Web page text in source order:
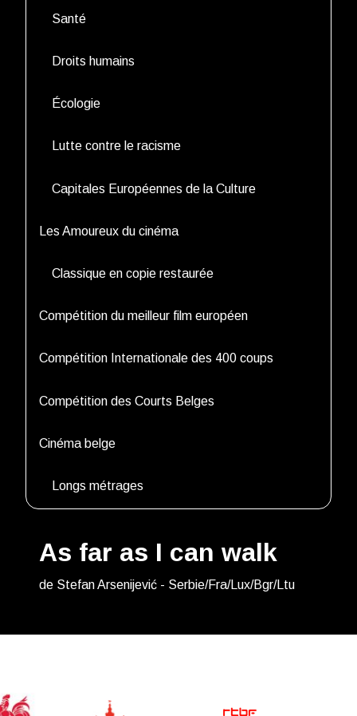
Santé
Droits humains
Écologie
Lutte contre le racisme
Capitales Européennes de la Culture
Les Amoureux du cinéma
Classique en copie restaurée
Compétition du meilleur film européen
Compétition Internationale des 400 coups
Compétition des Courts Belges
Cinéma belge
Longs métrages
As far as I can walk
de Stefan Arsenijević - Serbie/Fra/Lux/Bgr/Ltu